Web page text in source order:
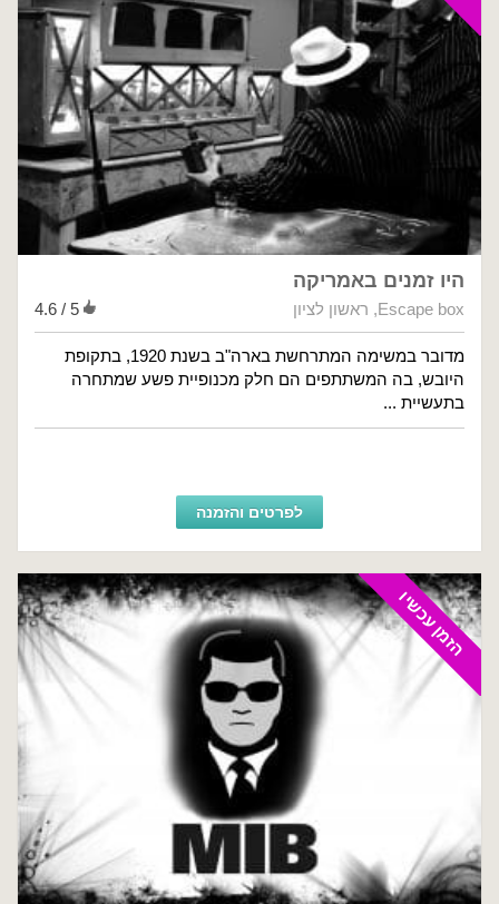
היו זמנים באמריקה
Escape box
, ראשון לציון 4.6 / 5
מדובר במשימה המתרחשת בארה"ב בשנת 1920, בתקופת
היובש, בה המשתתפים הם חלק מכנופיית פשע שמתחרה
בתעשיית ...
לפרטים והזמנה
הזמן עכשיו